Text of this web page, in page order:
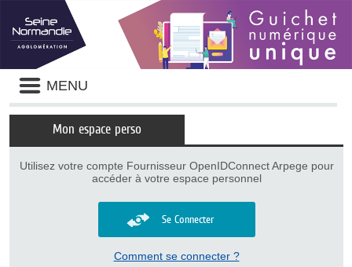
Liste
des
avertissements
MENU
Mon espace perso
Utilisez votre compte Fournisseur OpenIDConnect Arpege pour
accéder à votre espace personnel
Se Connecter
Comment se connecter ?
Panneau de gestion des cookies